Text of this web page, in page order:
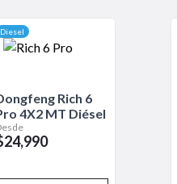
Diesel
Rich 6
4X2 MT Diésel